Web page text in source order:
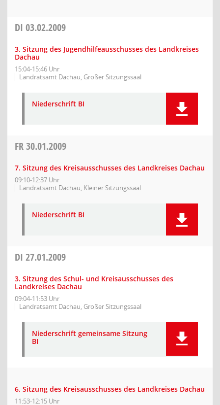
DI 03.02.2009
3. Sitzung des Jugendhilfeausschusses des Landkreises
Dachau
15:04-15:46 Uhr
Landratsamt Dachau, Großer Sitzungssaal
Niederschrift BI
FR30.01.2009
7. Sitzung des Kreisausschusses des Landkreises Dachau
09:10-12:37 Uhr
Landratsamt Dachau, Kleiner Sitzungssaal
Niederschrift BI
DI 27.01.2009
3. Sitzung des Schul- und Kreisausschusses des
Landkreises Dachau
09:04-11:53 Uhr
Landratsamt Dachau, Großer Sitzungssaal
Niederschrift gemeinsame Sitzung
BI
6. Sitzung des Kreisausschusses des Landkreises Dachau
11:53-12:15 Uhr